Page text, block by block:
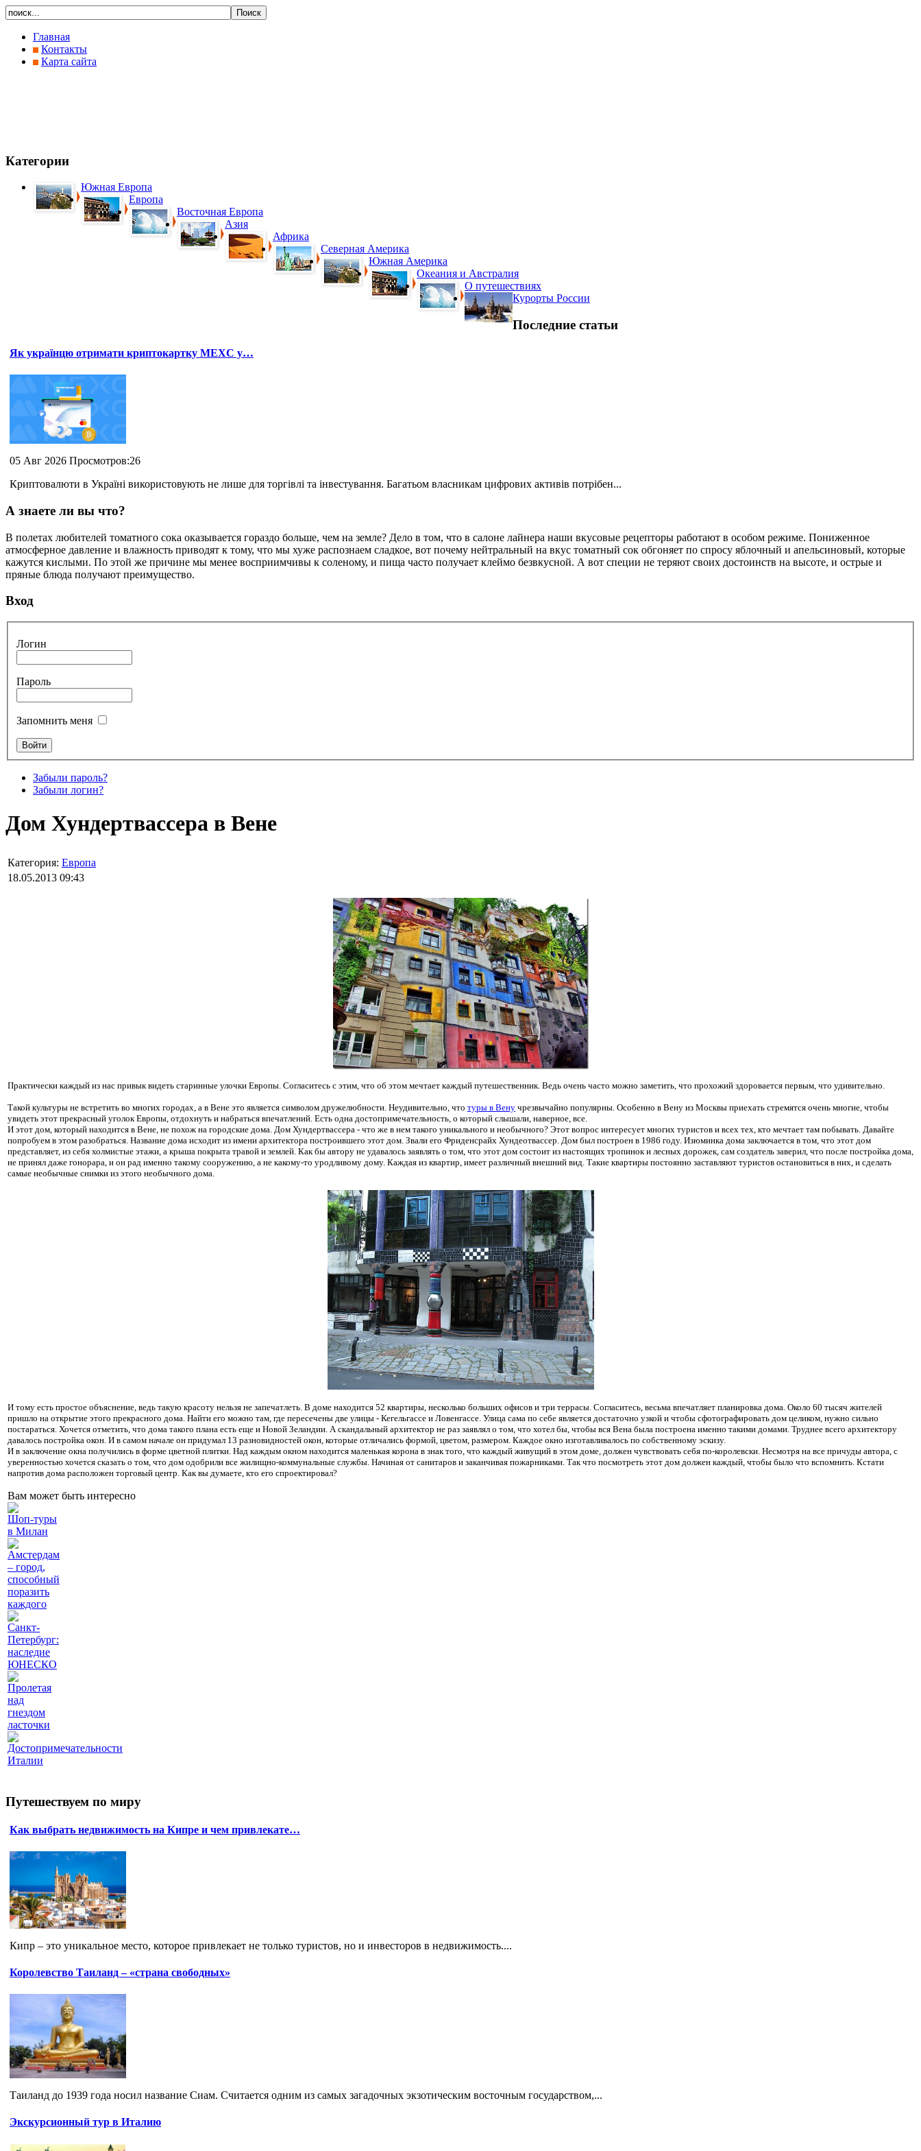
Главная
Контакты
Карта сайта
Категории
Южная Европа
Европа
Восточная Европа
Азия
Африка
Северная Америка
Южная Америка
Океания и Австралия
О путешествиях
Курорты России
Последние статьи
Як українцю отримати криптокартку MEXC у…
05 Авг 2026 Просмотров:26
Криптовалюти в Україні використовують не лише для торгівлі та інвестування. Багатьом власникам цифрових активів потрібен...
А знаете ли вы что?
В полетах любителей томатного сока оказывается гораздо больше, чем на земле? Дело в том, что в салоне лайнера наши вкусовые рецепторы работают в особом режиме. Пониженное
атмосферное давление и влажность приводят к тому, что мы хуже распознаем сладкое, вот почему нейтральный на вкус томатный сок обгоняет по спросу яблочный и апельсиновый, которые
кажутся кислыми. По этой же причине мы менее восприимчивы к соленому, и пища часто получает клеймо безвкусной. А вот специи не теряют своих достоинств на высоте, и острые и
пряные блюда получают преимущество.
Вход
Логин
Пароль
Запомнить меня
Забыли пароль?
Забыли логин?
Дом Хундертвассера в Вене
Категория: Европа
18.05.2013 09:43
Практически каждый из нас привык видеть старинные улочки Европы. Согласитесь с этим, что об этом мечтает каждый путешественник. Ведь очень часто можно заметить, что прохожий здоровается первым, что удивительно.
Такой культуры не встретить во многих городах, а в Вене это является символом дружелюбности. Неудивительно, что туры в Вену чрезвычайно популярны. Особенно в Вену из Москвы приехать стремятся очень многие, чтобы
увидеть этот прекрасный уголок Европы, отдохнуть и набраться впечатлений. Есть одна достопримечательность, о который слышали, наверное, все.
И этот дом, который находится в Вене, не похож на городские дома. Дом Хундертвассера - что же в нем такого уникального и необычного? Этот вопрос интересует многих туристов и всех тех, кто мечтает там побывать. Давайте
попробуем в этом разобраться. Название дома исходит из имени архитектора построившего этот дом. Звали его Фриденсрайх Хундеотвассер. Дом был построен в 1986 году. Изюминка дома заключается в том, что этот дом
представляет, из себя холмистые этажи, а крыша покрыта травой и землей. Как бы автору не удавалось заявлять о том, что этот дом состоит из настоящих тропинок и лесных дорожек, сам создатель заверил, что после постройка дома,
не принял даже гонорара, и он рад именно такому сооружению, а не какому-то уродливому дому. Каждая из квартир, имеет различный внешний вид. Такие квартиры постоянно заставляют туристов остановиться в них, и сделать
самые необычные снимки из этого необычного дома.
И тому есть простое объяснение, ведь такую красоту нельзя не запечатлеть. В доме находится 52 квартиры, несколько больших офисов и три террасы. Согласитесь, весьма впечатляет планировка дома. Около 60 тысяч жителей
пришло на открытие этого прекрасного дома. Найти его можно там, где пересечены две улицы - Кегельгассе и Ловенгассе. Улица сама по себе является достаточно узкой и чтобы сфотографировать дом целиком, нужно сильно
постараться. Хочется отметить, что дома такого плана есть еще и Новой Зеландии. А скандальный архитектор не раз заявлял о том, что хотел бы, чтобы вся Вена была построена именно такими домами. Труднее всего архитектору
давалось постройка окон. И в самом начале он придумал 13 разновидностей окон, которые отличались формой, цветом, размером. Каждое окно изготавливалось по собственному эскизу.
И в заключение окна получились в форме цветной плитки. Над каждым окном находится маленькая корона в знак того, что каждый живущий в этом доме, должен чувствовать себя по-королевски. Несмотря на все причуды автора, с
уверенностью хочется сказать о том, что дом одобрили все жилищно-коммунальные службы. Начиная от санитаров и заканчивая пожарниками. Так что посмотреть этот дом должен каждый, чтобы было что вспомнить. Кстати
напротив дома расположен торговый центр. Как вы думаете, кто его спроектировал?
Вам может быть интересно
Шоп-туры
в Милан
Амстердам
– город,
способный
поразить
каждого
Санкт-
Петербург:
наследие
ЮНЕСКО
Пролетая
над
гнездом
ласточки
Достопримечательности
Италии
Путешествуем по миру
Как выбрать недвижимость на Кипре и чем привлекате…
Кипр – это уникальное место, которое привлекает не только туристов, но и инвесторов в недвижимость....
Королевство Таиланд – «страна свободных»
Таиланд до 1939 года носил название Сиам. Считается одним из самых загадочных экзотическим восточным государством,...
Экскурсионный тур в Италию